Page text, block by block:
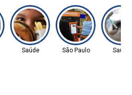
Saúde São Paulo Saúde